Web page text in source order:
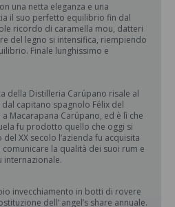
una netta eleganza e una
il suo perfetto equilibrio fin dal
ricordo di caramella mou, datteri
del legno si intensifica, riempiendo
Finale lunghissimo e
della Distilleria Carúpano risale al
capitano spagnolo Félix del
Macarapana Carúpano, ed è lì che
fu prodotto quello che oggi si
del XX secolo l’azienda fu acquisita
comunicare la qualità dei suoi rum e
internazionale.
invecchiamento in botti di rovere
dell’ angel’s share annuale.